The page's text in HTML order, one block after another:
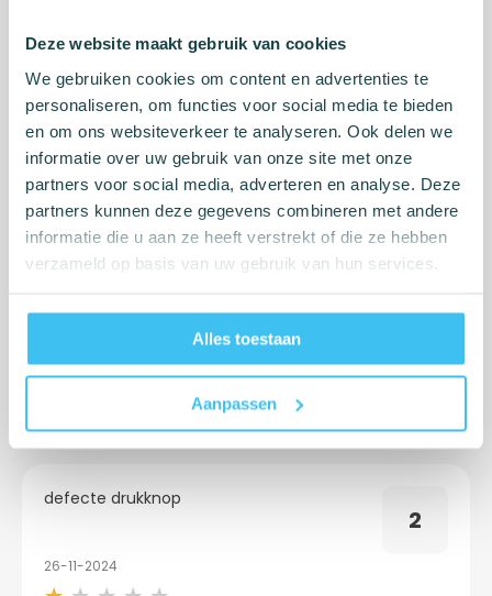
Deze website maakt gebruik van cookies
We gebruiken cookies om content en advertenties te
personaliseren, om functies voor social media te bieden
en om ons websiteverkeer te analyseren. Ook delen we
informatie over uw gebruik van onze site met onze
partners voor social media, adverteren en analyse. Deze
partners kunnen deze gegevens combineren met andere
informatie die u aan ze heeft verstrekt of die ze hebben
verzameld op basis van uw gebruik van hun services.
Alles toestaan
Aanpassen
6
Wordt wel snel plakkerig
29-08-2025
Bon produit
25-08-2025
2
defecte drukknop
26-11-2024